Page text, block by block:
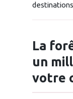
La
un
votre